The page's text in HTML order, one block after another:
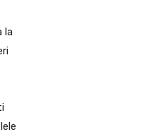
la